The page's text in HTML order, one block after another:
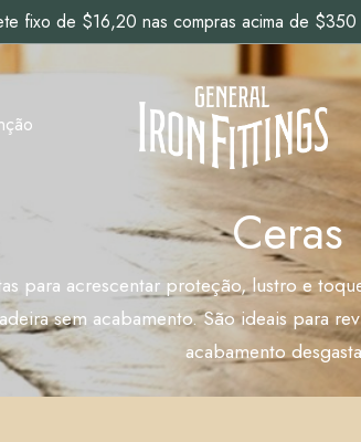
fixo de $16,20 nas compras acima de
Ceras
para acrescentar proteção, lustro e
sem acabamento. São ideais para
acabamento